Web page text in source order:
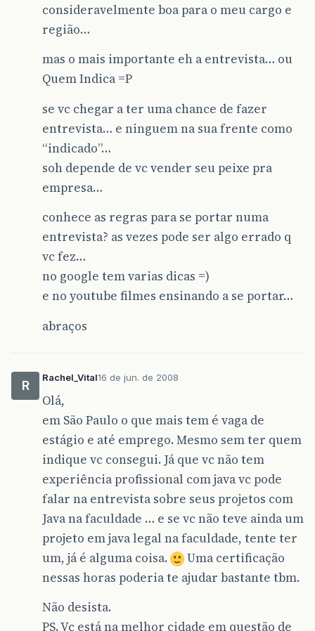
consideravelmente boa para o meu cargo e
região…
mas o mais importante eh a entrevista… ou
Quem Indica =P
se vc chegar a ter uma chance de fazer
entrevista… e ninguem na sua frente como
“indicado”…
soh depende de vc vender seu peixe pra
empresa…
conhece as regras para se portar numa
entrevista? as vezes pode ser algo errado q
vc fez…
no google tem varias dicas =)
e no youtube filmes ensinando a se portar…
abraços
R
Rachel_Vital16 de jun. de 2008
Olá,
em São Paulo o que mais tem é vaga de
estágio e até emprego. Mesmo sem ter quem
indique vc consegui. Já que vc não tem
experiência profissional com java vc pode
falar na entrevista sobre seus projetos com
Java na faculdade … e se vc não teve ainda um
projeto em java legal na faculdade, tente ter
um, já é alguma coisa.
Uma certificação
nessas horas poderia te ajudar bastante tbm.
Não desista.
PS. Vc está na melhor cidade em questão de